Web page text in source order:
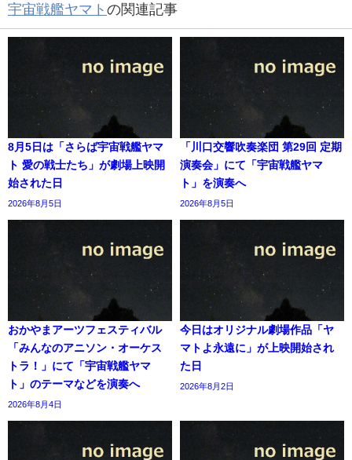
宇宙戦艦ヤマト の関連記事
8月5日は「さらば宇宙戦艦ヤマ
ト 愛の戦士たち」が劇場上映開
始された日
2026年8月5日
「川口交響吹奏楽団 第29回 定期
演奏会」にて「宇宙戦艦ヤマ
ト」を演奏へ
2026年8月5日
おかやまアーツフェスティバル
「みんなのアニソン・オーケス
トラ！」にて「宇宙戦艦ヤマ
ト」のテーマなどを演奏へ
2026年8月4日
今日はオリジナル劇場作品「ヤ
マトよ永遠に」が上映開始され
た日
2026年8月2日